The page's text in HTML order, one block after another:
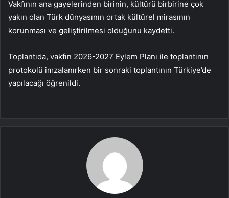
Vakfının ana gayelerinden birinin, kültürü birbirine çok
yakın olan Türk dünyasının ortak kültürel mirasının
korunması ve geliştirilmesi olduğunu kaydetti.
Toplantıda, vakfın 2026-2027 Eylem Planı ile toplantının
protokolü imzalanırken bir sonraki toplantının Türkiye’de
yapılacağı öğrenildi.